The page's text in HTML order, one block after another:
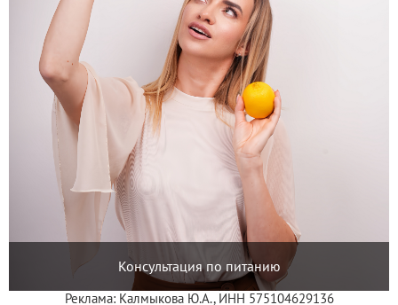
Консультация по питанию
Реклама: Калмыкова Ю.А., ИНН 575104629136